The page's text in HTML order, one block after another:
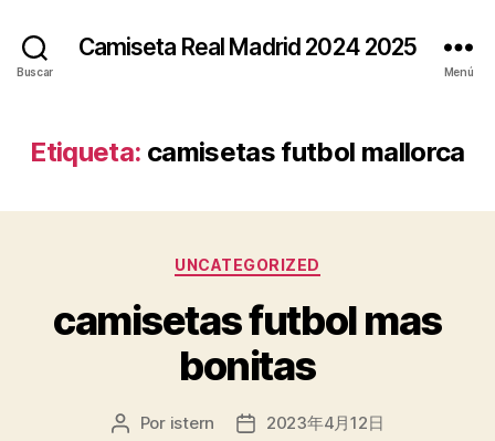
Buscar
Camiseta Real Madrid 2024 2025
Menú
Etiqueta: camisetas futbol mallorca
Categorías
UNCATEGORIZED
camisetas futbol mas
bonitas
Autor
Por istern
Fecha2023年4月12日